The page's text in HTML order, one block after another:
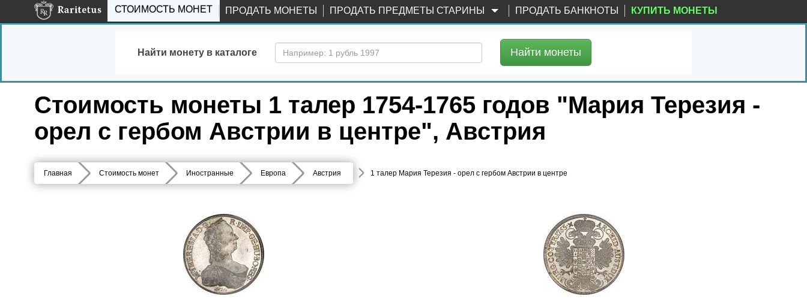
СТОИМОСТЬ МОНЕТ ПРОДАТЬ МОНЕТЫ ПРОДАТЬ ПРЕДМЕТЫ СТАРИНЫ ПРОДАТЬ БАНКНОТЫ КУПИТЬ МОНЕТЫ
Найти монету в каталоге Найти монеты
Стоимость монеты 1 талер 1754-1765 годов "Мария Терезия -
орел с гербом Австрии в центре", Австрия
Главная Стоимость монет Иностранные Европа Австрия 1 талер Мария Терезия - орел с гербом Австрии в центре